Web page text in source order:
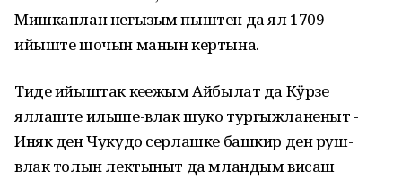
Мишканлан негызым пыштен да ял 1709
ийыште шочын манын кертына.
Тиде ийыштак кеҥежым Айбылат да Кӱрзе
яллаште илыше-влак шуко тургыжланеныт -
Иняк ден Чукудо серлашке башкир ден руш-
влак толын лектыныт да мландым висаш